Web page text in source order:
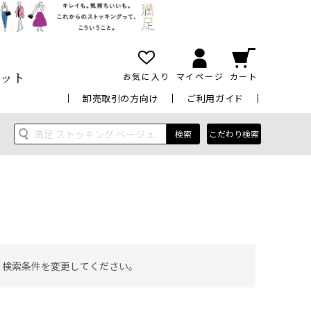
ト お気に入り マイページ カート
卸売取引の方向け ご利用ガイド
検索 こだわり検索
索条件を変更してください。